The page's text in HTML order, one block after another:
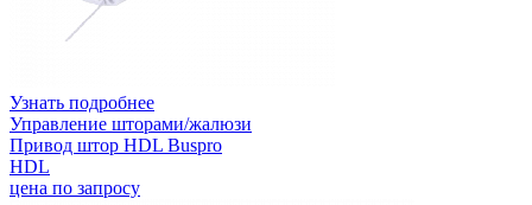
Узнать подробнее
Управление шторами/жалюзи
Привод штор HDL Buspro
HDL
цена по запросу